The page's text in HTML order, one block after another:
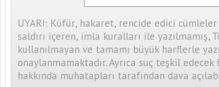
UYARI: Küfür, hakaret, rencide edici
saldırı içeren, imla kuralları ile yazılmamış,
kullanılmayan ve tamamı büyük harflerle
onaylanmamaktadır. Ayrıca suç teşkil
hakkında muhatapları tarafından dava